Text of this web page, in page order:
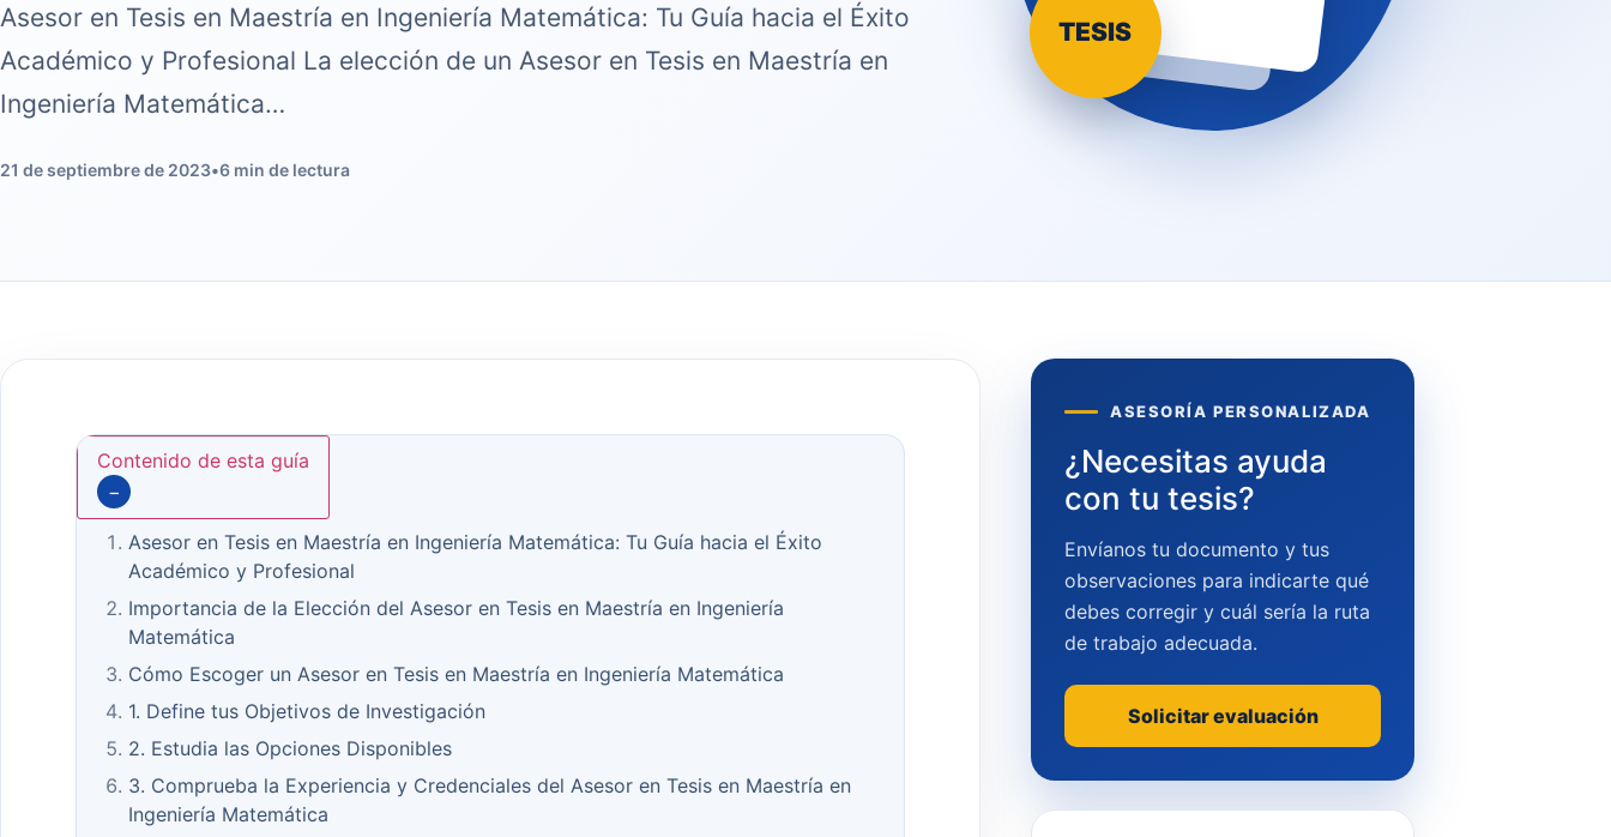
Asesor en Tesis en Maestría en Ingeniería Matemática: Tu Guía hacia el Éxito
Académico y Profesional La elección de un Asesor en Tesis en Maestría en
Ingeniería Matemática…
21 de septiembre de 2023•6 min de lectura
TESIS
Contenido de esta guía
−
Asesor en Tesis en Maestría en Ingeniería Matemática: Tu Guía hacia el Éxito
Académico y Profesional
Importancia de la Elección del Asesor en Tesis en Maestría en Ingeniería
Matemática
Cómo Escoger un Asesor en Tesis en Maestría en Ingeniería Matemática
1. Define tus Objetivos de Investigación
2. Estudia las Opciones Disponibles
3. Comprueba la Experiencia y Credenciales del Asesor en Tesis en Maestría en
Ingeniería Matemática
ASESORÍA PERSONALIZADA
¿Necesitas ayuda
con tu tesis?
Envíanos tu documento y tus
observaciones para indicarte qué
debes corregir y cuál sería la ruta
de trabajo adecuada.
Solicitar evaluación